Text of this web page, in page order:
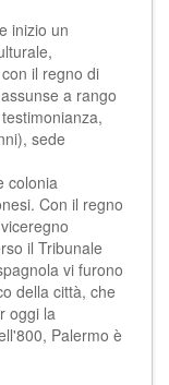
inizio un
il regno di
a rango
sede
colonia
Con il regno
il Tribunale
vi furono
della città, che
oggi la
Palermo è